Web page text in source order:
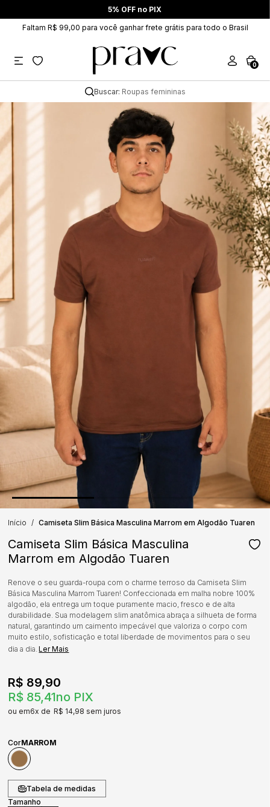
5% OFF no PIX
Faltam R$ 99,00 para você ganhar frete grátis para todo o Brasil
0
Buscar: Roupas femininas
Início Camiseta Slim Básica Masculina Marrom em Algodão Tuaren
Camiseta Slim Básica Masculina
Marrom em Algodão Tuaren
Renove o seu guarda-roupa com o charme terroso da Camiseta Slim
Básica Masculina Marrom Tuaren! Confeccionada em malha nobre 100%
algodão, ela entrega um toque puramente macio, fresco e de alta
durabilidade. Sua modelagem slim anatômica abraça a silhueta de forma
natural, garantindo um caimento impecável que valoriza o corpo com
muito estilo, sofisticação e total liberdade de movimentos para o seu
dia a dia.Ler Mais
R$ 85,41no PIX
R$ 89,90
6x R$ 14,98sem juros
CorMARROM
Tabela de medidas
Tamanho